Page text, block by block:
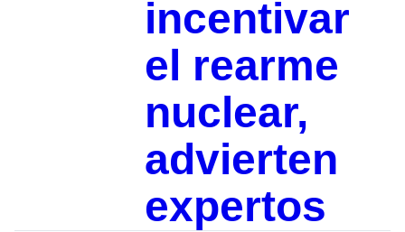
incentivar
el rearme
nuclear,
advierten
expertos